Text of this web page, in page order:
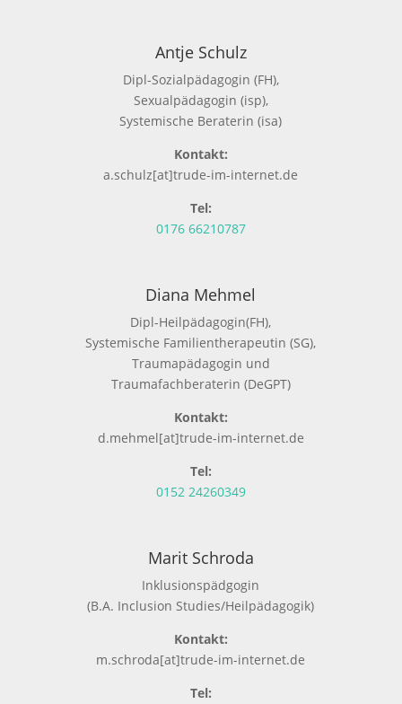
Antje Schulz
Dipl-Sozialpädagogin (FH),
Sexualpädagogin (isp),
Systemische Beraterin (isa)
Kontakt:
a.schulz[at]trude-im-internet.de
Tel:
0176 66210787
Diana Mehmel
Dipl-Heilpädagogin(FH),
Systemische Familientherapeutin (SG),
Traumapädagogin und
Traumafachberaterin (DeGPT)
Kontakt:
d.mehmel[at]trude-im-internet.de
Tel:
0152 24260349
Marit Schroda
Inklusionspädgogin
(B.A. Inclusion Studies/Heilpädagogik)
Kontakt:
m.schroda[at]trude-im-internet.de
Tel: